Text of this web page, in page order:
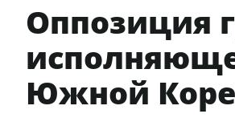
Оппозиция
Южной